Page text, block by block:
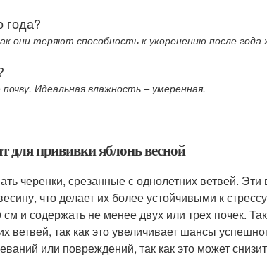
года?
они теряют способность к укоренению после года
Идеальная влажность – умеренная.
для прививки яблонь весной
черенки, срезанные с однолетних ветвей. Эти
что делает их более устойчивыми к
и содержать не менее двух или трех почек.
так как это увеличивает шансы
или повреждений, так как это может